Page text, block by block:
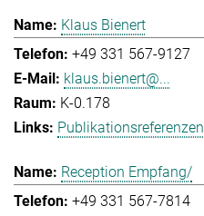
Klaus Bienert
+49 331 567-9127
klaus.bienert@...
K-0.178
Publikationsreferenzen
Reception Empfang/
+49 331 567-7814